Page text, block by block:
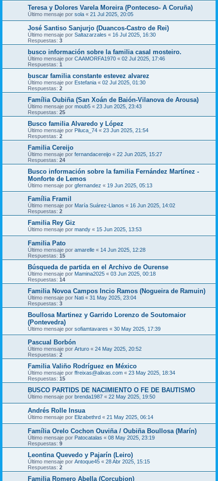
Teresa y Dolores Varela Moreira (Ponteceso- A Coruña)
Último mensaje por sola « 21 Jul 2025, 20:05
José Santiso Sanjurjo (Duancos-Castro de Rei)
Último mensaje por Saltazarzales « 16 Jul 2025, 16:30
Respuestas: 3
busco información sobre la familia casal mosteiro.
Último mensaje por CAAMORFA1970 « 02 Jul 2025, 17:46
Respuestas: 1
buscar familia constante estevez alvarez
Último mensaje por Estefania « 02 Jul 2025, 01:30
Respuestas: 2
Família Oubiña (San Xoán de Baión-Vilanova de Arousa)
Último mensaje por moub5 « 23 Jun 2025, 23:43
Respuestas: 25
Busco familia Alvaredo y López
Último mensaje por Piluca_74 « 23 Jun 2025, 21:54
Respuestas: 2
Familia Cereijo
Último mensaje por fernandacereijo « 22 Jun 2025, 15:27
Respuestas: 24
Busco información sobre la familia Fernández Martínez -
Monforte de Lemos
Último mensaje por gfernandez « 19 Jun 2025, 05:13
Família Framil
Último mensaje por María Suárez-Llanos « 16 Jun 2025, 14:02
Respuestas: 2
Familia Rey Giz
Último mensaje por mandy « 15 Jun 2025, 13:53
Familia Pato
Último mensaje por amarelle « 14 Jun 2025, 12:28
Respuestas: 15
Búsqueda de partida en el Archivo de Ourense
Último mensaje por Mamina2025 « 03 Jun 2025, 00:18
Respuestas: 14
Familia Novoa Campos Incio Ramos (Nogueira de Ramuin)
Último mensaje por Nati « 31 May 2025, 23:04
Respuestas: 3
Boullosa Martinez y Garrido Lorenzo de Soutomaior
(Pontevedra)
Último mensaje por sofiamtavares « 30 May 2025, 17:39
Pascual Borbón
Último mensaje por Arturo « 24 May 2025, 20:52
Respuestas: 2
Familia Valiño Rodríguez en México
Último mensaje por ffreixas@alixas.com « 23 May 2025, 18:34
Respuestas: 15
BUSCO PARTIDS DE NACIMIENTO O FE DE BAUTISMO
Último mensaje por brenda1987 « 22 May 2025, 19:50
Andrés Rolle Insua
Último mensaje por Elizabethrd « 21 May 2025, 06:14
Família Orelo Cochon Ouviña / Oubiña Boullosa (Marín)
Último mensaje por Patocatalas « 08 May 2025, 23:19
Respuestas: 9
Leontina Quevedo y Pajarín (Leiro)
Último mensaje por Antoque45 « 28 Abr 2025, 15:15
Respuestas: 2
Familia Romero Abella (Corcubion)